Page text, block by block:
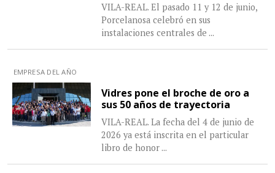
VILA-REAL. El pasado 11 y 12 de junio,
Porcelanosa celebró en sus
instalaciones centrales de ...
EMPRESA DEL AÑO
Vidres pone el broche de oro a
sus 50 años de trayectoria
VILA-REAL. La fecha del 4 de junio de
2026 ya está inscrita en el particular
libro de honor ...